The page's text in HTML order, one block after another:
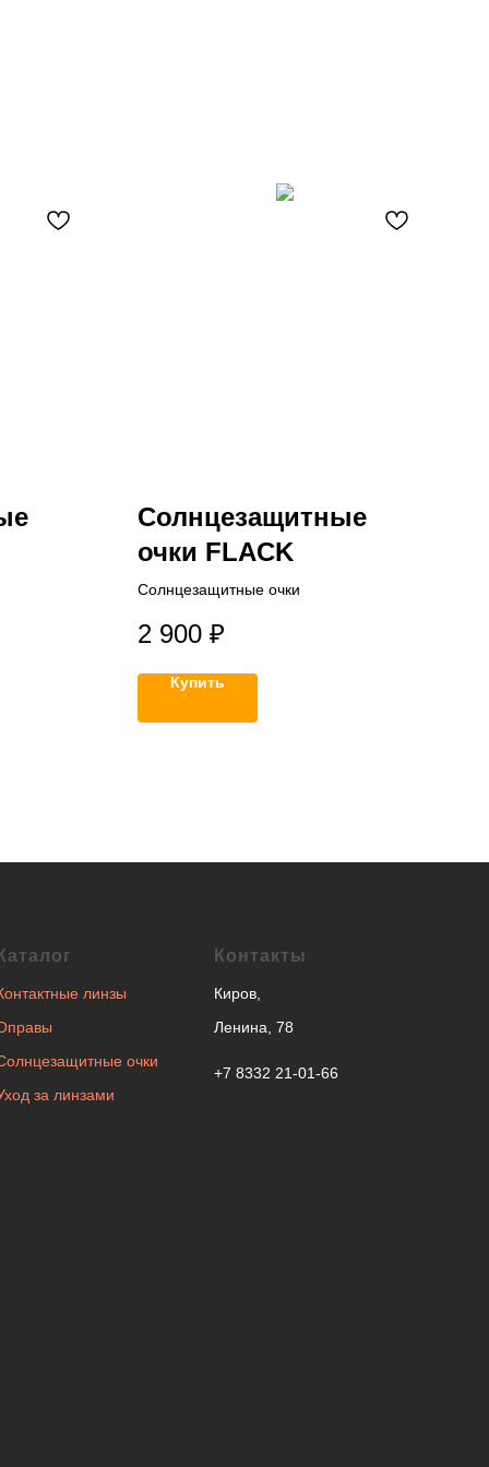
Солнцезащитные
очки FLACK
Солнцезащитные очки
2 900 ₽
Купить
линзы
очки
за линзами
Контакты
Киров,
Ленина, 78
+7 8332 21-01-66